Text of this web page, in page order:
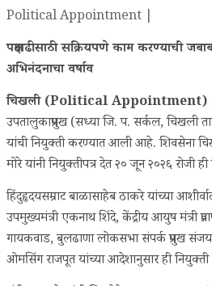
Political Appointment |
पक्षवाढीसाठी सक्रियपणे काम करण्याची
अभिनंदनाचा वर्षाव
चिखली (Political
उपतालुकाप्रमुख (सध्या जि. प. सर्कल, चिखली
यांची नियुक्ती करण्यात आली आहे. शिवसेना
मोरे यांनी नियुक्तीपत्र देत २० जून २०२६ रोजी
हिंदुहृदयसम्राट बाळासाहेब ठाकरे यांच्या
उपमुख्यमंत्री एकनाथ शिंदे, केंद्रीय आयुष मंत्री
गायकवाड, बुलढाणा लोकसभा संपर्क प्रमुख
ओमसिंग राजपूत यांच्या आदेशानुसार ही